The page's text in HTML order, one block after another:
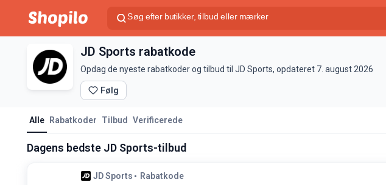
JD Sports rabatkode
Opdag de nyeste rabatkoder og tilbud til JD Sports, opdateret 7. august 2026
Følg
Alle Rabatkoder Tilbud Verificerede
Dagens bedste JD Sports-tilbud
JD Sports Rabatkode